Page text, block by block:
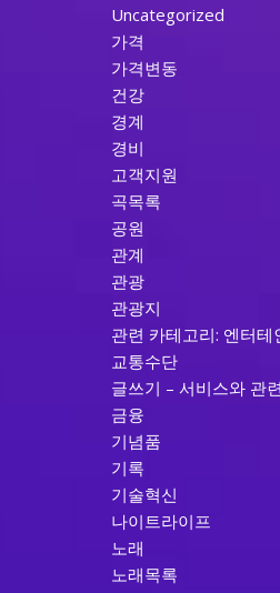
Uncategorized
가격
가격변동
건강
경계
경비
고객지원
곡목록
공원
관계
관광
관광지
관련 카테고리: 엔터테
교통수단
글쓰기 – 서비스와 관
금융
기념품
기록
기술혁신
나이트라이프
노래
노래목록